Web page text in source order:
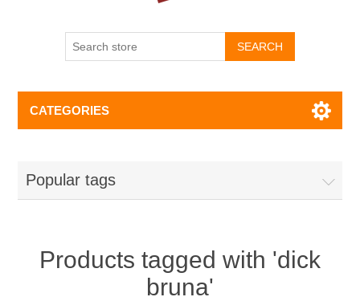
CATEGORIES
Popular tags
Products tagged with 'dick
bruna'